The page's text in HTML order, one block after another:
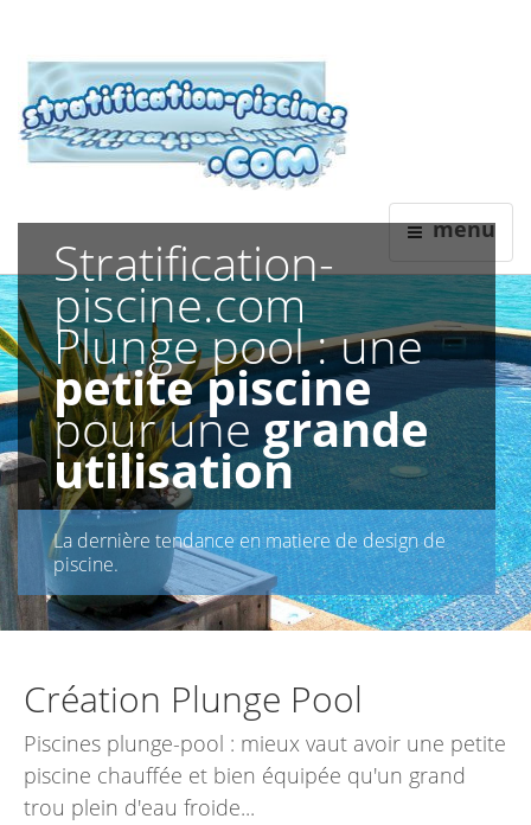
Stratification
Revêtements Polyester Piscine
Neuf ou rénovation
menu
Stratification-
piscine.com
Plunge pool : une
petite piscine
pour unegrande
utilisation
La dernière tendance en matiere de design de
piscine.
Création Plunge Pool
Piscines plunge-pool : mieux vaut avoir une petite
piscine chauffée et bien équipée qu'un grand
trou plein d'eau froide...